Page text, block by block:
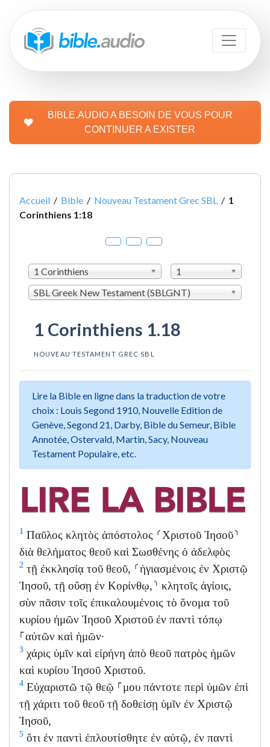
BIBLE.AUDIO A BESOIN DE VOUS POUR
CONTINUER A EXISTER
Accueil / Bible / Nouveau Testament Grec SBL / 1
Corinthiens 1:18
1 Corinthiens
1
SBL Greek New Testament (SBLGNT)
1 Corinthiens 1.18
NOUVEAU TESTAMENT GREC SBL
Lire la Bible en ligne dans la traduction de votre
choix : Louis Segond 1910, Nouvelle Edition de
Genève, Segond 21, Darby, Bible du Semeur, Bible
Annotée, Ostervald, Martin, Sacy, Nouveau
Testament Populaire, etc.
1 Παῦλος κλητὸς ἀπόστολος ⸂Χριστοῦ Ἰησοῦ⸃
διὰ θελήματος θεοῦ καὶ Σωσθένης ὁ ἀδελφὸς
2 τῇ ἐκκλησίᾳ τοῦ θεοῦ, ⸂ἡγιασμένοις ἐν Χριστῷ
Ἰησοῦ, τῇ οὔσῃ ἐν Κορίνθῳ,⸃ κλητοῖς ἁγίοις,
σὺν πᾶσιν τοῖς ἐπικαλουμένοις τὸ ὄνομα τοῦ
κυρίου ἡμῶν Ἰησοῦ Χριστοῦ ἐν παντὶ τόπῳ
⸀αὐτῶν καὶ ἡμῶν·
3 χάρις ὑμῖν καὶ εἰρήνη ἀπὸ θεοῦ πατρὸς ἡμῶν
καὶ κυρίου Ἰησοῦ Χριστοῦ.
4 Εὐχαριστῶ τῷ θεῷ ⸀μου πάντοτε περὶ ὑμῶν ἐπὶ
τῇ χάριτι τοῦ θεοῦ τῇ δοθείσῃ ὑμῖν ἐν Χριστῷ
Ἰησοῦ,
5 ὅτι ἐν παντὶ ἐπλουτίσθητε ἐν αὐτῷ, ἐν παντὶ